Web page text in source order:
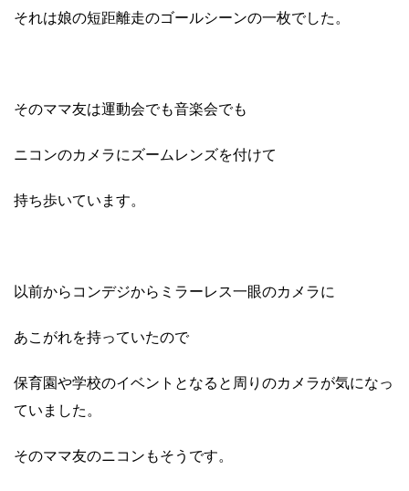
それは娘の短距離走のゴールシーンの一枚でした。
そのママ友は運動会でも音楽会でも
ニコンのカメラにズームレンズを付けて
持ち歩いています。
以前からコンデジからミラーレス一眼のカメラに
あこがれを持っていたので
保育園や学校のイベントとなると周りのカメラが気になっ
ていました。
そのママ友のニコンもそうです。